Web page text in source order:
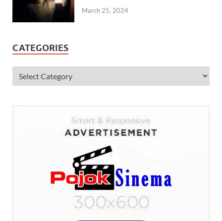
March 25, 2024
CATEGORIES